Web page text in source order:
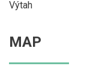
Výtah
MAP